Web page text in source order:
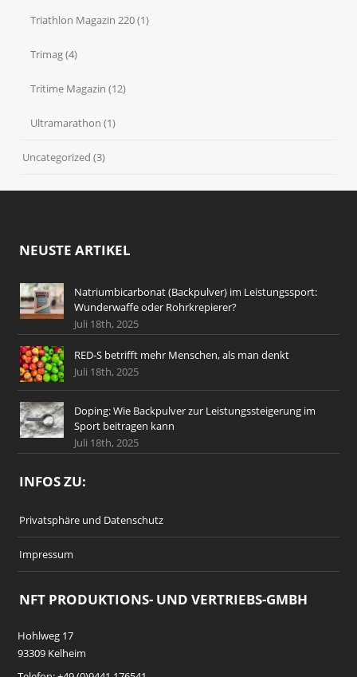
Triathlon Magazin 220(1)
Trimag(4)
Tritime Magazin (12)
Ultramarathon (1)
Uncategorized (3)
NEUSTE ARTIKEL
Natriumbicarbonat (Backpulver) im Leistungssport:
Wunderwaffe oder Rohrkrepierer?
Juli 18th, 2025
RED-S betrifft mehr Menschen, als man denkt
Juli 18th, 2025
Doping: Wie Backpulver zur Leistungssteigerung im
Sport beitragen kann
Juli 18th, 2025
INFOS ZU:
Privatsphäre und Datenschutz
Impressum
NFT PRODUKTIONS- UND VERTRIEBS-GMBH
Hohlweg 17
93309 Kelheim